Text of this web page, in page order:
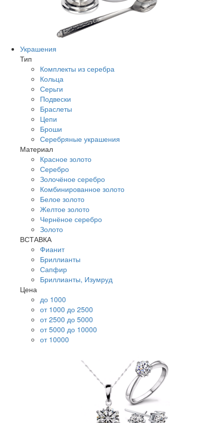
Украшения
Тип
Комплекты из серебра
Кольца
Серьги
Подвески
Браслеты
Цепи
Броши
Серебряные украшения
Материал
Красное золото
Серебро
Золочёное серебро
Комбинированное золото
Белое золото
Желтое золото
Чернёное серебро
Золото
ВСТАВКА
Фианит
Бриллианты
Сапфир
Бриллианты, Изумруд
Цена
до 1000
от 1000 до 2500
от 2500 до 5000
от 5000 до 10000
от 10000